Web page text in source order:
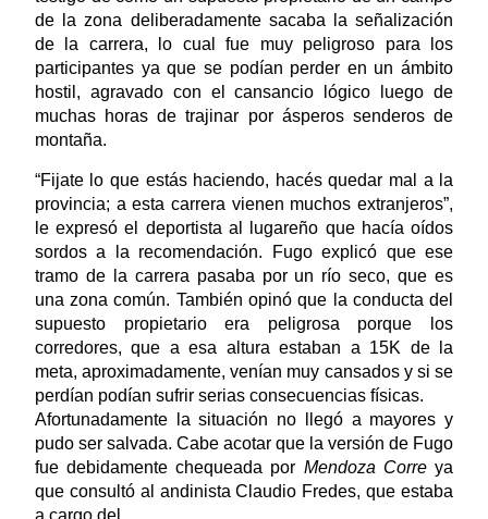
de la zona deliberadamente sacaba la señalización
de la carrera, lo cual fue muy peligroso para los
participantes ya que se podían perder en un ámbito
hostil, agravado con el cansancio lógico luego de
muchas horas de trajinar por ásperos senderos de
montaña.
“Fijate lo que estás haciendo, hacés quedar mal a la
provincia; a esta carrera vienen muchos extranjeros”,
le expresó el deportista al lugareño que hacía oídos
sordos a la recomendación. Fugo explicó que ese
tramo de la carrera pasaba por un río seco, que es
una zona común. También opinó que la conducta del
supuesto propietario era peligrosa porque los
corredores, que a esa altura estaban a 15K de la
meta, aproximadamente, venían muy cansados y si se
perdían podían sufrir serias consecuencias físicas.
Afortunadamente la situación no llegó a mayores y
pudo ser salvada. Cabe acotar que la versión de Fugo
fue debidamente chequeada por Mendoza Correya
que consultó al andinista Claudio Fredes, que estaba
a cargo del